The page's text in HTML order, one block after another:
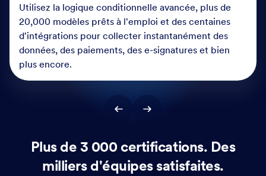
Utilisez la logique conditionnelle avancée, plus de
20,000 modèles prêts à l'emploi et des centaines
d'intégrations pour collecter instantanément des
données, des paiements, des e-signatures et bien
plus encore.
Plus de 3 000 certifications. Des
milliers d'équipes satisfaites.